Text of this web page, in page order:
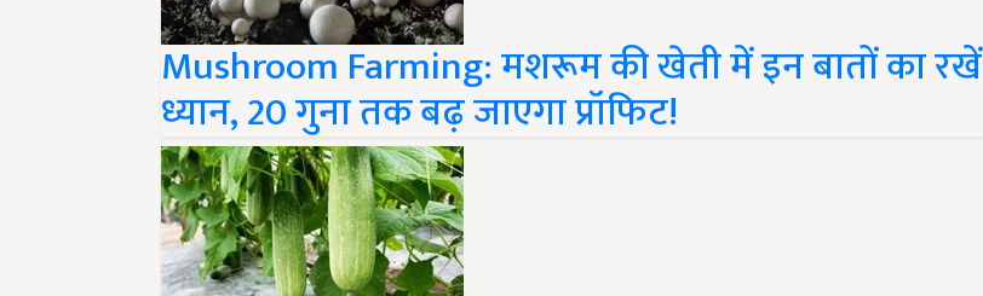
Mushroom Farming: मशरूम की खेती में इन बातों का रखें
ध्यान, 20 गुना तक बढ़ जाएगा प्रॉफिट!